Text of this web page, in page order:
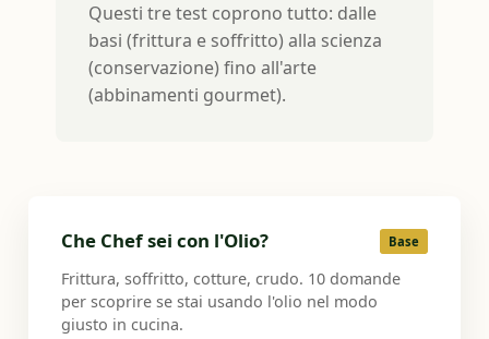
Questi tre test coprono tutto: dalle
basi (frittura e soffritto) alla scienza
(conservazione) fino all'arte
(abbinamenti gourmet).
Che Chef sei con l'Olio? Base
Frittura, soffritto, cotture, crudo. 10 domande
per scoprire se stai usando l'olio nel modo
giusto in cucina.